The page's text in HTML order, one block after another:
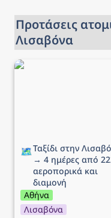
Προτάσεις
Λισαβόνα
Ταξίδι στην
🗺️Ταξίδι στην
→ 4 ημέρες από
αεροπορικά και
διαμονή
Αθήνα
Λισαβόνα